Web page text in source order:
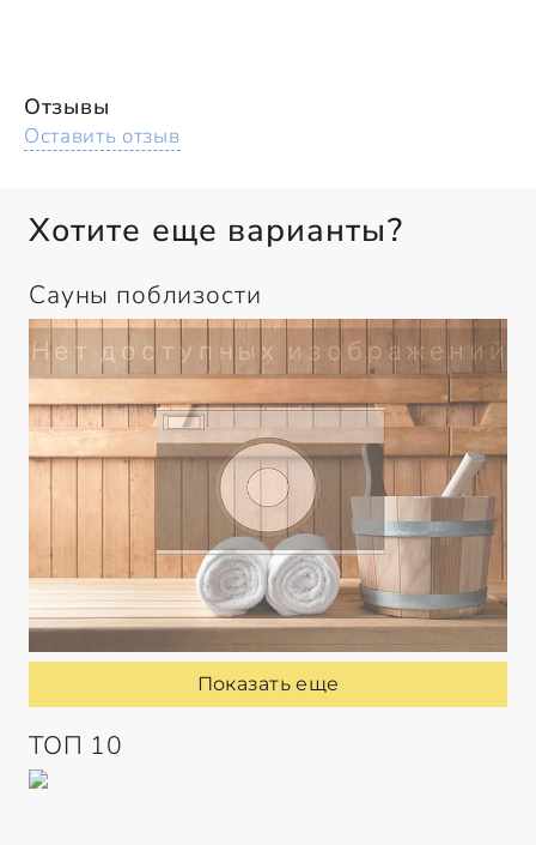
Отзывы
Оставить отзыв
Хотите еще варианты?
Сауны поблизости
Показать еще
ТОП 10